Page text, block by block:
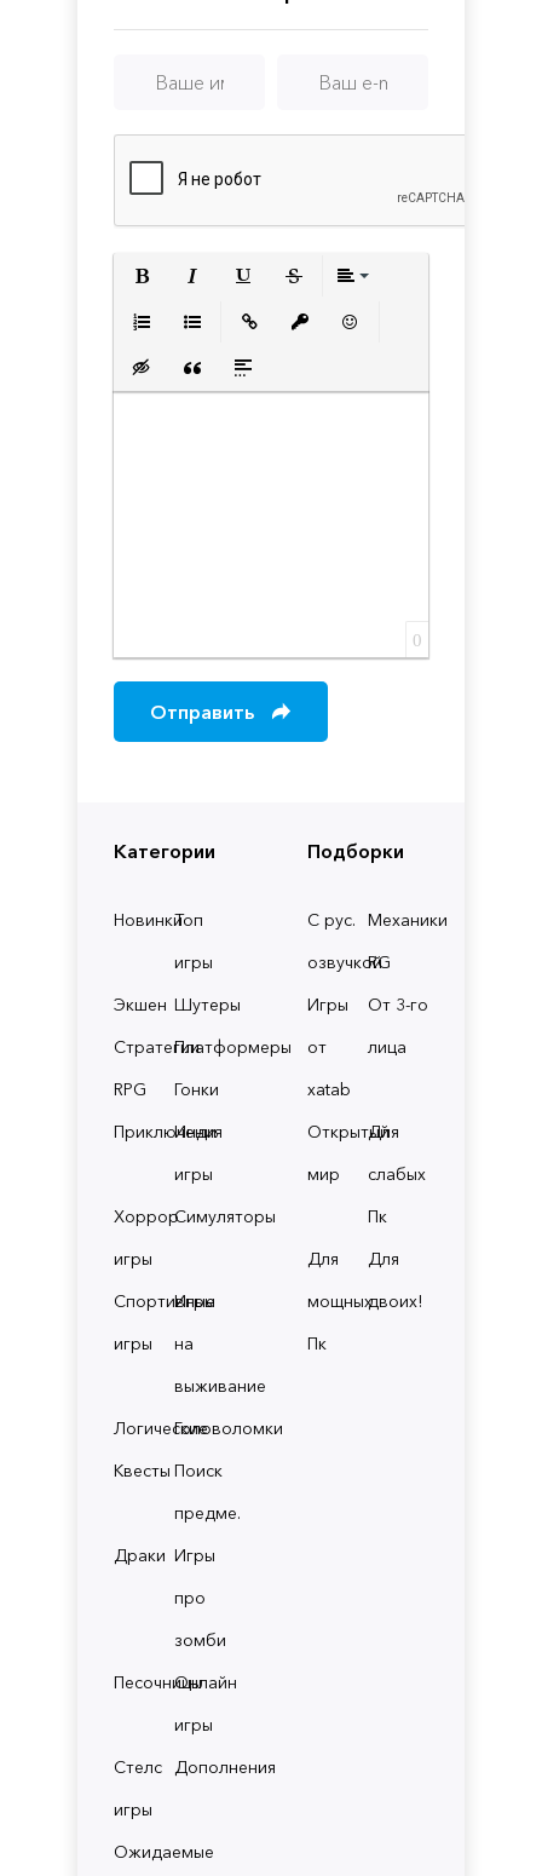
Категории
НовинкиТоп
игры
Экшен Шутеры
СтратегииПлатформеры
RPG
Гонки
Приключения
Инди
игры
Хоррор
игры
Симуляторы
Спортивные
игры
Игры
на
выживание
ЛогическиеГоловоломки
Квесты Поиск
предме.
Драки Игры
про
зомби
ПесочницыОнлайн
игры
Стелс
игры
Дополнения
Ожидаемые
Подборки
С рус.
озвучкой
Механики
RG
Игры
от
xatab
От 3-го
лица
Открытый
мир
Для
слабых
Пк
Для
мощных
Пк
Для
двоих!
Вставка скрытого текста
Вставка цитаты
Вставка спойлера
0
Отправить